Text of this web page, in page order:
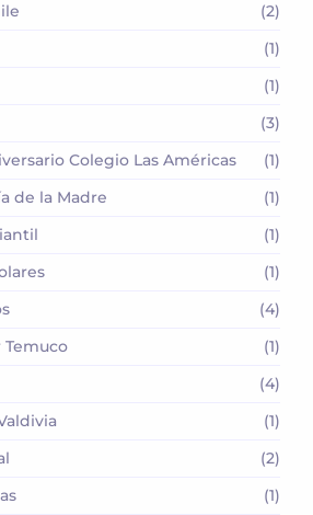
(2)
(1)
(1)
(3)
Colegio Las Américas
(1)
de la Madre
(1)
(1)
(1)
(4)
(1)
(4)
(1)
(2)
(1)